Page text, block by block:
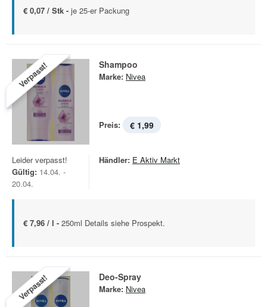
€ 0,07 / Stk - je 25-er Packung
Verpasst! Shampoo
Marke: Nivea
Preis: € 1,99
Leider verpasst!
Gültig: 14.04. -
20.04.
Händler: E Aktiv Markt
€ 7,96 / l - 250ml Details siehe Prospekt.
Verpasst! Deo-Spray
Marke: Nivea